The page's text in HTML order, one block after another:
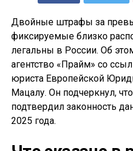
Двойные штрафы за
фиксируемые близко
легальны в России. Об
агентство «Прайм» со
юриста Европейской
Мацалу. Он подчеркнул,
подтвердил законность
2025 года.